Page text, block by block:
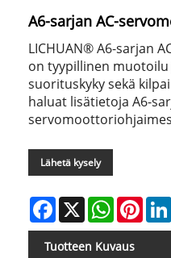
A6-sarjan AC-
LICHUAN® A6-sarjan
on tyypillinen
suorituskyky sekä
haluat lisätietoja A6-
Lähetä kysely
Facebook
X WhatsApp
Tuotteen Kuvaus